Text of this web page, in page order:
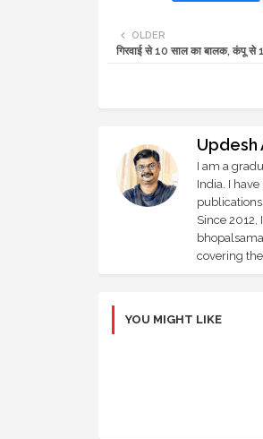
OLDER
गिरवाई से 10 साल का बालक, कंपू
Updesh
I am a
India. I
Since
covering
YOU MIGHT LIKE